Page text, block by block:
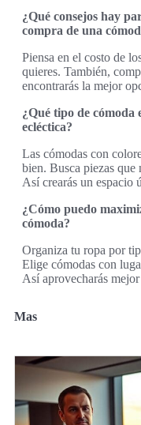
¿Qué consejos hay
compra de una
Piensa en el costo de
quieres. También,
encontrarás la mejor
¿Qué tipo de cómoda
ecléctica?
Las cómodas con
bien. Busca piezas
Así crearás un espacio
¿Cómo puedo
cómoda?
Organiza tu ropa por
Elige cómodas con
Así aprovecharás
Mas